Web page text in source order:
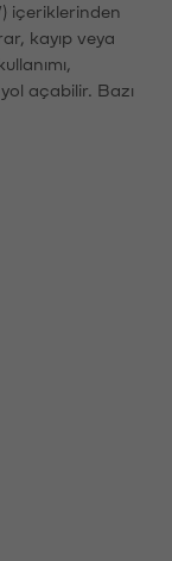
içeriklerinden
kayıp veya
açabilir. Bazı